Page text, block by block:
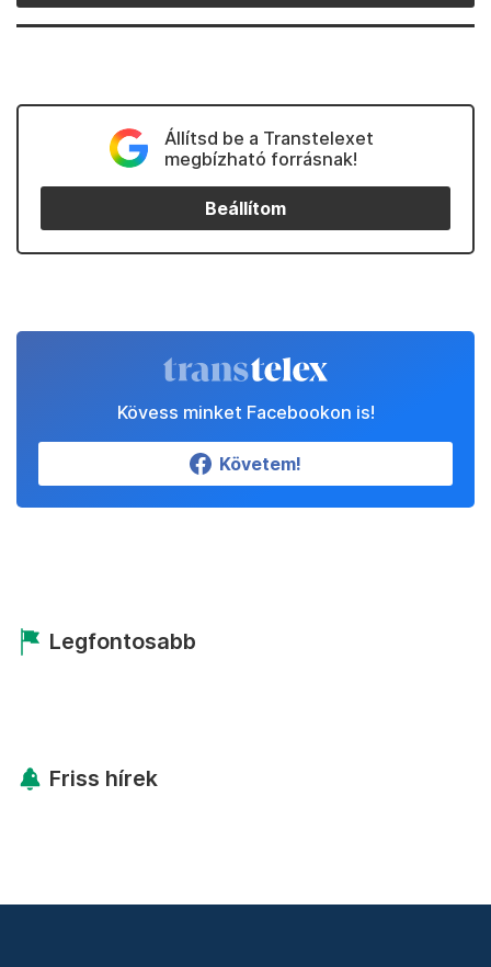
Állítsd be a Transtelexet
megbízható forrásnak!
Beállítom
Kövess minket Facebookon is!
Követem!
Legfontosabb
Friss hírek